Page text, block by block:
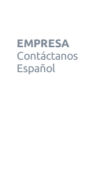
EMPRESA
Contáctanos
Español